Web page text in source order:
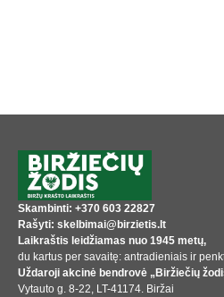
Skambinti: +370 603 22827
Rašyti: skelbimai@birzietis.lt
Laikraštis leidžiamas nuo 1945 metų,
du kartus per savaitę: antradieniais ir
Uždaroji akcinė bendrovė „Biržiečių
Vytauto g. 8-22, LT-41174. Biržai